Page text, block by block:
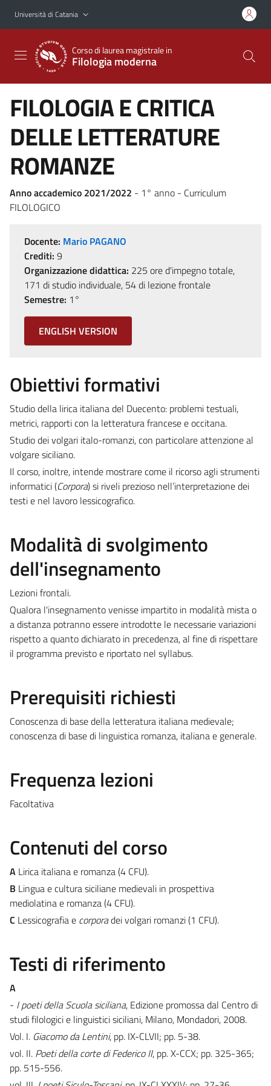
Vai al contenuto principale
Vai al menu di navigazione
Università di Catania
Corso di laurea magistrale in
Filologia moderna
FILOLOGIA E CRITICA
DELLE LETTERATURE
ROMANZE
Anno accademico 2021/2022 - 1° anno - Curriculum
FILOLOGICO
Docente: Mario PAGANO
Crediti: 9
Organizzazione didattica: 225 ore d'impegno totale,
171 di studio individuale, 54 di lezione frontale
Semestre: 1°
ENGLISH VERSION
Obiettivi formativi
Studio della lirica italiana del Duecento: problemi testuali,
metrici, rapporti con la letteratura francese e occitana.
Studio dei volgari italo-romanzi, con particolare attenzione al
volgare siciliano.
Il corso, inoltre, intende mostrare come il ricorso agli strumenti
informatici (Corpora) si riveli prezioso nell’interpretazione dei
testi e nel lavoro lessicografico.
Modalità di svolgimento
dell'insegnamento
Lezioni frontali.
Qualora l'insegnamento venisse impartito in modalità mista o
a distanza potranno essere introdotte le necessarie variazioni
rispetto a quanto dichiarato in precedenza, al fine di rispettare
il programma previsto e riportato nel syllabus.
Prerequisiti richiesti
Conoscenza di base della letteratura italiana medievale;
conoscenza di base di linguistica romanza, italiana e generale.
Frequenza lezioni
Facoltativa
Contenuti del corso
A Lirica italiana e romanza (4 CFU).
B Lingua e cultura siciliane medievali in prospettiva
mediolatina e romanza (4 CFU).
C Lessicografia e corporadei volgari romanzi (1 CFU).
Testi di riferimento
A
- I poeti della Scuola siciliana, Edizione promossa dal Centro di
studi filologici e linguistici siciliani, Milano, Mondadori, 2008.
Vol. I. Giacomo da Lentini, pp. IX-CLVII; pp. 5-38.
vol. II. Poeti della corte di Federico II, pp. X-CCX; pp. 325-365;
pp. 515-556.